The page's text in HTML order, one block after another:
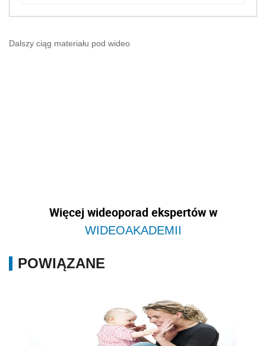
Dalszy ciąg materiału pod wideo
Więcej wideoporad ekspertów w
WIDEOAKADEMII
POWIĄZANE